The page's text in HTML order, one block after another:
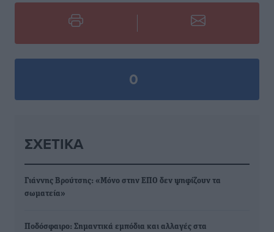
0
ΣΧΕΤΙΚΆ
Γιάννης Βρούτσης: «Μόνο στην ΕΠΟ δεν ψηφίζουν τα
σωματεία»
Ποδόσφαιρο: Σημαντικά εμπόδια και αλλαγές στα